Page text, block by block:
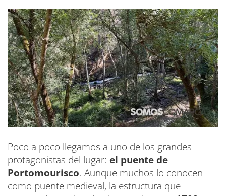
Poco a poco llegamos a uno de los grandes
protagonistas del lugar: el puente de
Portomourisco. Aunque muchos lo conocen
como puente medieval, la estructura que